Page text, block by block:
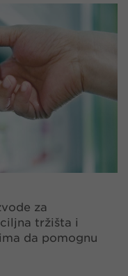
za
tržišta i
da pomognu